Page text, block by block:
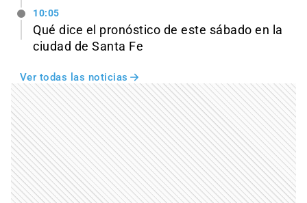
10:05
Qué dice el pronóstico de este sábado en la
ciudad de Santa Fe
Ver todas las noticias